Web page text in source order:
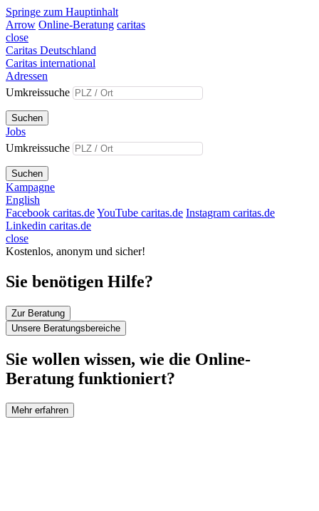
Springe zum Hauptinhalt
Arrow Online-Beratung caritas
close
Caritas Deutschland
Caritas international
Adressen
Umkreissuche
Suchen
Jobs
Umkreissuche
Suchen
Kampagne
English
Facebook caritas.deYouTube caritas.de Instagram caritas.de
Linkedin caritas.de
close
Kostenlos, anonym und sicher!
Sie benötigen Hilfe?
Zur Beratung
Unsere Beratungsbereiche
Sie wollen wissen, wie die Online-
Beratung funktioniert?
Mehr erfahren